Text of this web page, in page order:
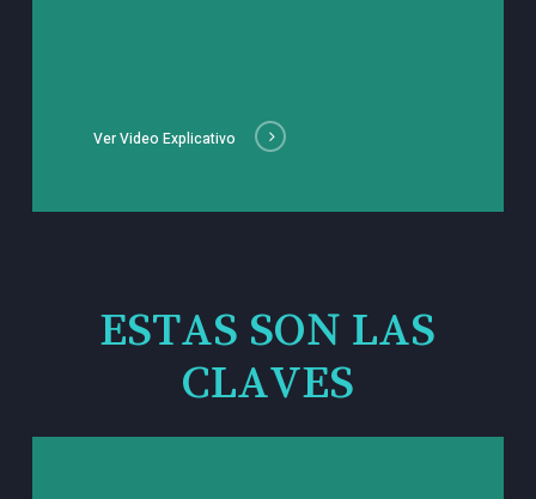
Ver Video Explicativo
ESTAS SON LAS
CLAVES